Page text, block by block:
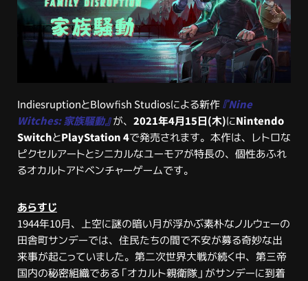
IndiesruptionとBlowfish Studiosによる新作『Nine
Witches: 家族騒動』が、 2021年4月15日(木)にNintendo
SwitchとPlayStation 4で発売されます。本作は、レトロな
ピクセルアートとシニカルなユーモアが特長の、個性あふれ
るオカルトアドベンチャーゲームです。
あらすじ
1944年10月、上空に謎の暗い月が浮かぶ素朴なノルウェーの
田舎町サンデーでは、住民たちの間で不安が募る奇妙な出
来事が起こっていました。第二次世界大戦が続く中、第三帝
国内の秘密組織である「オカルト親衛隊」がサンデーに到着